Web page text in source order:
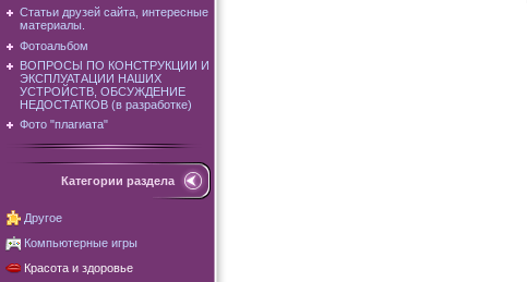
Статьи друзей сайта, интересные
материалы.
Фотоальбом
ВОПРОСЫ ПО КОНСТРУКЦИИ И
ЭКСПЛУАТАЦИИ НАШИХ
УСТРОЙСТВ, ОБСУЖДЕНИЕ
НЕДОСТАТКОВ (в разработке)
Фото "плагиата"
Категории раздела
Другое
Компьютерные игры
Красота и здоровье